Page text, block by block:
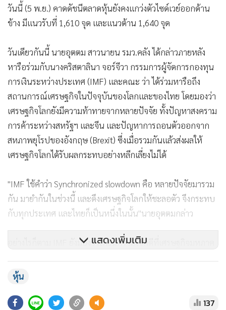
วันนี้ (5 พ.ย.) คาดดัชนีตลาดหุ้นยังคงแกว่งตัวไซด์เวย์ออกด้าน
ข้าง มีแนวรับที่ 1,610 จุด และแนวต้าน 1,640 จุด
วันเดียวกันนี้ นายอุตตม สาวนายน รมว.คลัง ได้กล่าวภายหลัง
หารือร่วมกับนางคริสตาลินา จอร์จีวา กรรมการผู้จัดการกองทุน
การเงินระหว่างประเทศ (IMF) และคณะ ว่า ได้ร่วมหารือถึง
สถานการณ์เศรษฐกิจในปัจจุบันของโลกและของไทย โดยมองว่า
เศรษฐกิจโลกยังมีความท้าทายจากหลายปัจจัย ทั้งปัญหาสงคราม
การค้าระหว่างสหรัฐฯ และจีน และปัญหาการถอนตัวออกจาก
สหภาพยุโรปของอังกฤษ (Brexit) ซึ่งเมื่อรวมกันแล้วส่งผลให้
เศรษฐกิจโลกได้รับผลกระทบอย่างหลีกเลี่ยงไม่ได้
"IMF ใช้คำว่า Synchronized slowdown คือ หลายปัจจัยมารวม
กัน มายำกันในช่วงนี้ และดึงเศรษฐกิจโลกให้ชะลอตัว จึงกระทบ
กับทุกประเทศ และไทยก็เป็นหนึ่งในนั้น"นายอุตตมกล่าว
อย่างไรก็ตาม IMF ยังมองว่าไทยมีความโชคดีที่เศรษฐกิจมหภาค
และการคลัง เพื่อดูแลเศรษฐกิจในช่วงเวลาเฉพาะหน้านี้ได้ พร้อม
แนะนำให้ไทยต้องดูแลเศรษฐกิจให้ผ่านพ้นไปอย่างใกล้ชิด และ
ให้พิจารณาใช้ทุกเครื่องมือที่มีอยู่ดูแลเศรษฐกิจ ทั้งเครื่องมือ
แสดงเพิ่มเติม
หุ้น
137